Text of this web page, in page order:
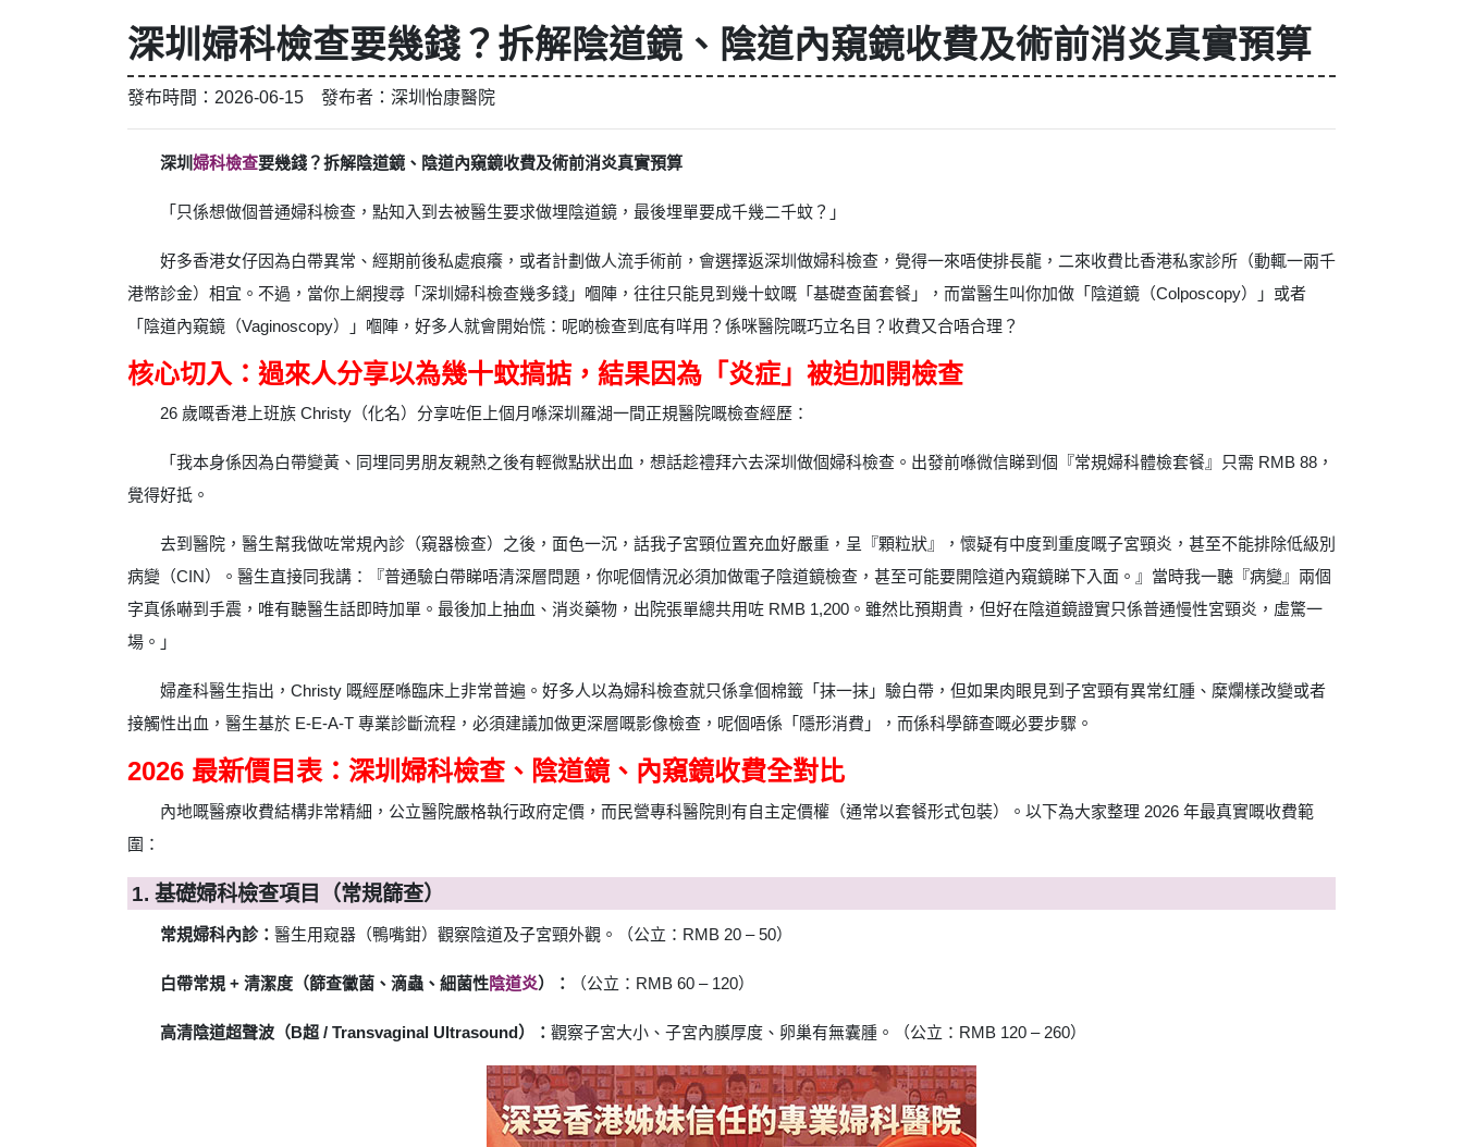
深圳婦科檢查要幾錢？拆解陰道鏡、陰道內窺鏡收費及術前消炎真實預算
發布時間：2026-06-15 發布者：深圳怡康醫院
深圳 婦科檢查要幾錢？拆解陰道鏡、陰道內窺鏡收費及術前消炎真實預算
「只係想做個普通婦科檢查，點知入到去被醫生要求做埋陰道鏡，最後埋單要成千幾二千蚊？」
好多香港女仔因為白帶異常、經期前後私處痕癢，或者計劃做人流手術前，會選擇返深圳做婦科檢查，覺得一來唔使排長龍，二來收費比香港私家診所（動輒一兩千
港幣診金）相宜。不過，當你上網搜尋「深圳婦科檢查幾多錢」嗰陣，往往只能見到幾十蚊嘅「基礎查菌套餐」，而當醫生叫你加做「陰道鏡（Colposcopy）」或者
「陰道內窺鏡（Vaginoscopy）」嗰陣，好多人就會開始慌：呢啲檢查到底有咩用？係咪醫院嘅巧立名目？收費又合唔合理？
核心切入：過來人分享以為幾十蚊搞掂，結果因為「炎症」被迫加開檢查
26 歲嘅香港上班族 Christy（化名）分享咗佢上個月喺深圳羅湖一間正規醫院嘅檢查經歷：
「我本身係因為白帶變黃、同埋同男朋友親熱之後有輕微點狀出血，想話趁禮拜六去深圳做個婦科檢查。出發前喺微信睇到個『常規婦科體檢套餐』只需 RMB 88，
覺得好抵。
去到醫院，醫生幫我做咗常規內診（窺器檢查）之後，面色一沉，話我子宮頸位置充血好嚴重，呈『顆粒狀』，懷疑有中度到重度嘅子宮頸炎，甚至不能排除低級別
病變（CIN）。醫生直接同我講：『普通驗白帶睇唔清深層問題，你呢個情況必須加做電子陰道鏡檢查，甚至可能要開陰道內窺鏡睇下入面。』當時我一聽『病變』兩個
字真係嚇到手震，唯有聽醫生話即時加單。最後加上抽血、消炎藥物，出院張單總共用咗 RMB 1,200。雖然比預期貴，但好在陰道鏡證實只係普通慢性宮頸炎，虛驚一
場。」
婦產科醫生指出，Christy 嘅經歷喺臨床上非常普遍。好多人以為婦科檢查就只係拿個棉籤「抹一抹」驗白帶，但如果肉眼見到子宮頸有異常红腫、糜爛樣改變或者
接觸性出血，醫生基於 E-E-A-T 專業診斷流程，必須建議加做更深層嘅影像檢查，呢個唔係「隱形消費」，而係科學篩查嘅必要步驟。
2026 最新價目表：深圳婦科檢查、陰道鏡、內窺鏡收費全對比
內地嘅醫療收費結構非常精細，公立醫院嚴格執行政府定價，而民營專科醫院則有自主定價權（通常以套餐形式包裝）。以下為大家整理 2026 年最真實嘅收費範
圍：
1. 基礎婦科檢查項目（常規篩查）
常規婦科內診： 醫生用窥器（鴨嘴鉗）觀察陰道及子宮頸外觀。（公立：RMB 20 – 50）
白帶常規 + 清潔度（篩查黴菌、滴蟲、細菌性陰道炎）： （公立：RMB 60 – 120）
高清陰道超聲波（B超 / Transvaginal Ultrasound）： 觀察子宮大小、子宮內膜厚度、卵巢有無囊腫。（公立：RMB 120 – 260）